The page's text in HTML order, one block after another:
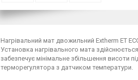
Нагрівальний мат двожильний Extherm ET
Установка нагрівального мата
забезпечує мінімальне збільшення висоти
терморегулятора з датчиком температури.